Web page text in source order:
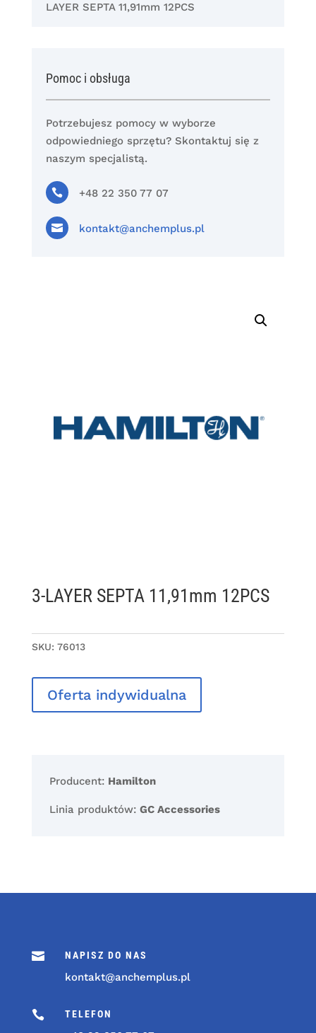
LAYER SEPTA 11,91mm 12PCS
Pomoc i obsługa
Potrzebujesz pomocy w wyborze
odpowiedniego sprzętu? Skontaktuj się z
naszym specjalistą.
 +48 22 350 77 07
 kontakt@anchemplus.pl
3-LAYER SEPTA 11,91mm 12PCS
SKU: 76013
Oferta indywidualna
Producent: Hamilton
Linia produktów: GC Accessories
 NAPISZ DO NAS
kontakt@anchemplus.pl
 TELEFON